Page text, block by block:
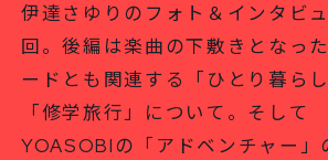
伊達さゆりのフォト＆インタビ
回。後編は楽曲の下敷きとなっ
ードとも関連する「ひとり暮ら
「修学旅行」について。そして
YOASOBIの「アドベンチャー」